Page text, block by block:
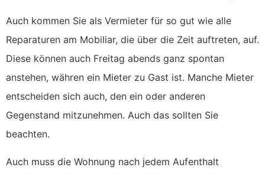
Auch kommen Sie als Vermieter für so gut wie alle
Reparaturen am Mobiliar, die über die Zeit auftreten, auf.
Diese können auch Freitag abends ganz spontan
anstehen, währen ein Mieter zu Gast ist. Manche Mieter
entscheiden sich auch, den ein oder anderen
Gegenstand mitzunehmen. Auch das sollten Sie
beachten.
Auch muss die Wohnung nach jedem Aufenthalt